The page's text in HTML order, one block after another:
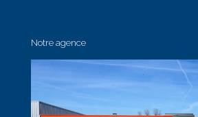
Notre agence